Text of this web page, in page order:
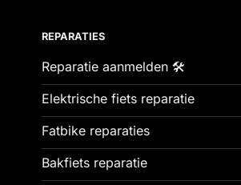
REPARATIES
Reparatie aanmelden 🛠️
Elektrische fiets reparatie
Fatbike reparaties
Bakfiets reparatie